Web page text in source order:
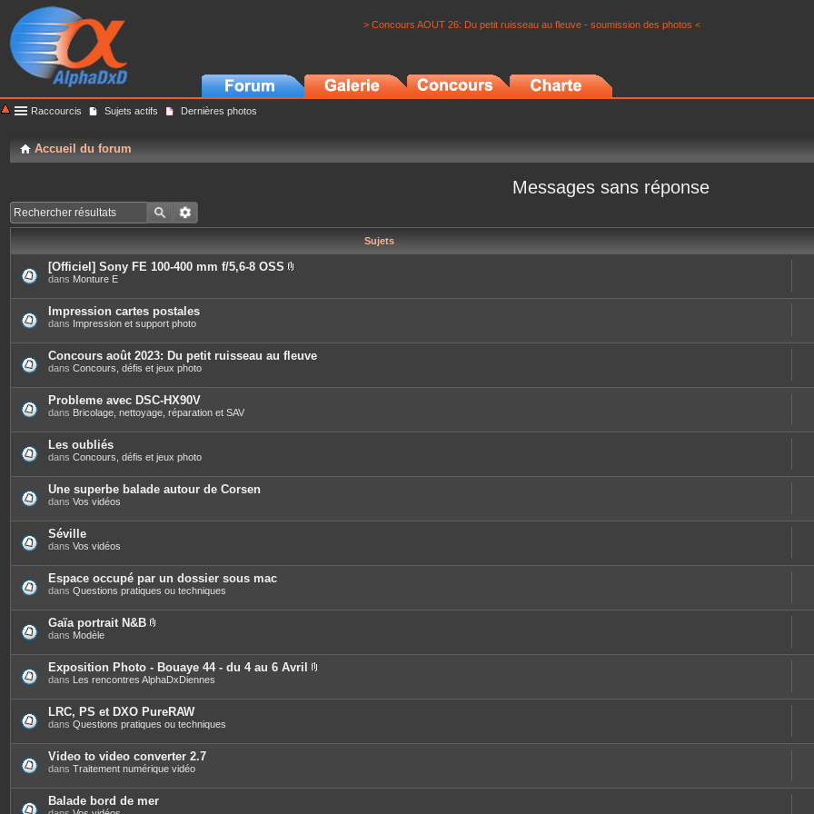
> Concours AOUT 26: Du petit ruisseau au fleuve - soumission des photos <
Raccourcis Sujets actifs Dernières photos
Accueil du forum
Messages sans réponse
Sujets
[Officiel] Sony FE 100-400 mm f/5,6-8 OSS
è
j
o
i
t
dans Monture E
Impression cartes postales
dans Impression et support photo
Concours août 2023: Du petit ruisseau au fleuve
dans Concours, défis et jeux photo
Probleme avec DSC-HX90V
dans Bricolage, nettoyage, réparation et SAV
Les oubliés
dans Concours, défis et jeux photo
Une superbe balade autour de Corsen
dans Vos vidéos
Séville
dans Vos vidéos
Espace occupé par un dossier sous mac
dans Questions pratiques ou techniques
Gaïa portrait N&B
è
c
e
s
j
o
i
n
t
e
s
dans Modèle
Exposition Photo - Bouaye 44 - du 4 au 6 Avril
è
j
t
dans Les rencontres AlphaDxDiennes
LRC, PS et DXO PureRAW
dans Questions pratiques ou techniques
Video to video converter 2.7
dans Traitement numérique vidéo
Balade bord de mer